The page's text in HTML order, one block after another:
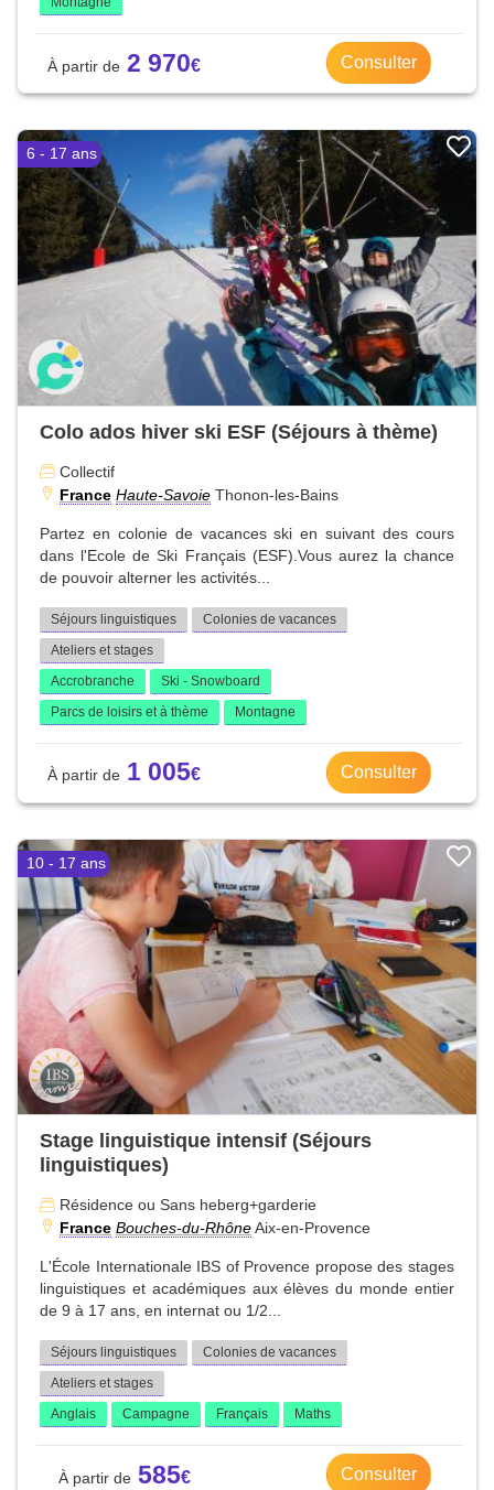
2 970 Consulter
6 - 17 ans
Colo ados hiver ski ESF (Séjours à thème)
Collectif
France Haute-Savoie Thonon-les-Bains
Partez en colonie de vacances ski en suivant des cours
dans l'Ecole de Ski Français (ESF).Vous aurez la chance
de pouvoir alterner les activités...
Séjours linguistiques
Colonies de vacances
Ateliers et stages
Accrobranche
Ski - Snowboard
Parcs de loisirs et à thème
Montagne
1 005 Consulter
10 - 17 ans
Stage linguistique intensif (Séjours
linguistiques)
Résidence ou Sans heberg+garderie
France Bouches-du-RhôneAix-en-Provence
L'École Internationale IBS of Provence propose des stages
linguistiques et académiques aux élèves du monde entier
de 9 à 17 ans, en internat ou 1/2...
Séjours linguistiques
Colonies de vacances
Ateliers et stages
Anglais
Campagne Français Maths
585 Consulter